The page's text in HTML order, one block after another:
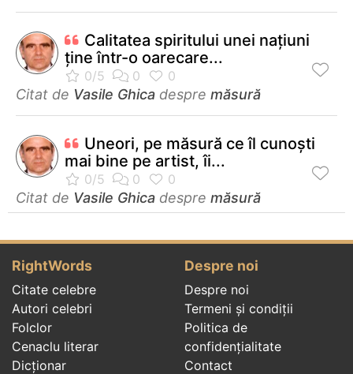
Calitatea spiritului unei naţiuni
ţine într-o oarecare...
Citat de Vasile Ghica despre măsură
Uneori, pe măsură ce îl cunoşti
mai bine pe artist, îi...
Citat de Vasile Ghica despre măsură
RightWords
Citate celebre
Autori celebri
Folclor
Cenaclu literar
Dicționar
Despre noi
Despre noi
Termeni și condiții
Politica de
confidenţialitate
Contact